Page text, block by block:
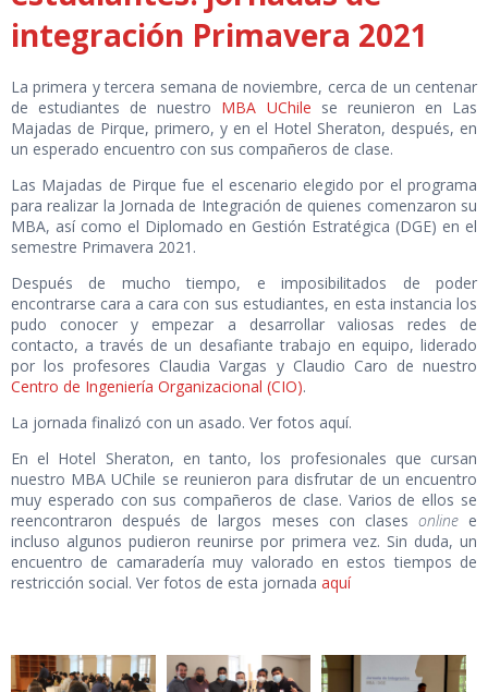
integración Primavera 2021
La primera y tercera semana de noviembre, cerca de un centenar
de estudiantes de nuestro MBA UChile se reunieron en Las
Majadas de Pirque, primero, y en el Hotel Sheraton, después, en
un esperado encuentro con sus compañeros de clase.
Las Majadas de Pirque fue el escenario elegido por el programa
para realizar la Jornada de Integración de quienes comenzaron su
MBA, así como el Diplomado en Gestión Estratégica (DGE) en el
semestre Primavera 2021.
Después de mucho tiempo, e imposibilitados de poder
encontrarse cara a cara con sus estudiantes, en esta instancia los
pudo conocer y empezar a desarrollar valiosas redes de
contacto, a través de un desafiante trabajo en equipo, liderado
por los profesores Claudia Vargas y Claudio Caro de nuestro
Centro de Ingeniería Organizacional (CIO).
La jornada finalizó con un asado. Ver fotos aquí.
En el Hotel Sheraton, en tanto, los profesionales que cursan
nuestro MBA UChile se reunieron para disfrutar de un encuentro
muy esperado con sus compañeros de clase. Varios de ellos se
reencontraron después de largos meses con clases online e
incluso algunos pudieron reunirse por primera vez. Sin duda, un
encuentro de camaradería muy valorado en estos tiempos de
restricción social. Ver fotos de esta jornada aquí